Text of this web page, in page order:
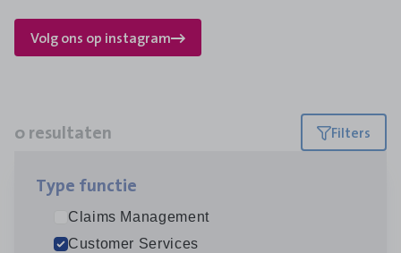
Volg ons op instagram
0 resultaten Filters
Type func­tie
Claims Management
Customer Services
Geen resultaten